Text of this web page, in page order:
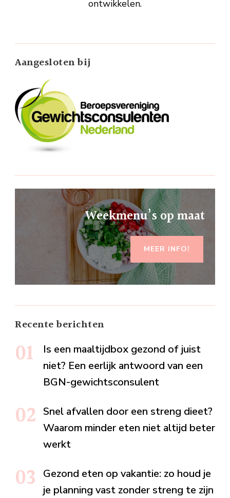
ontwikkelen.
Aangesloten bij
Weekmenu’s op maat
MEER INFO!
Recente berichten
Is een maaltijdbox gezond of juist
niet? Een eerlijk antwoord van een
BGN-gewichtsconsulent
Snel afvallen door een streng dieet?
Waarom minder eten niet altijd beter
werkt
Gezond eten op vakantie: zo houd je
je planning vast zonder streng te zijn